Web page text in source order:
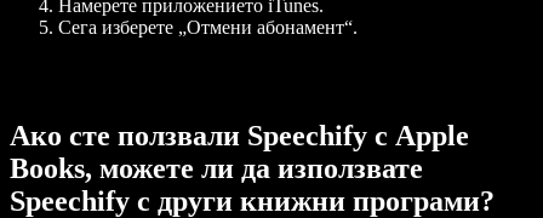
Намерете приложението iTunes.
Сега изберете „Отмени абонамент“.
Ако сте ползвали Speechify с Apple
Books, можете ли да използвате
Speechify с други книжни програми?